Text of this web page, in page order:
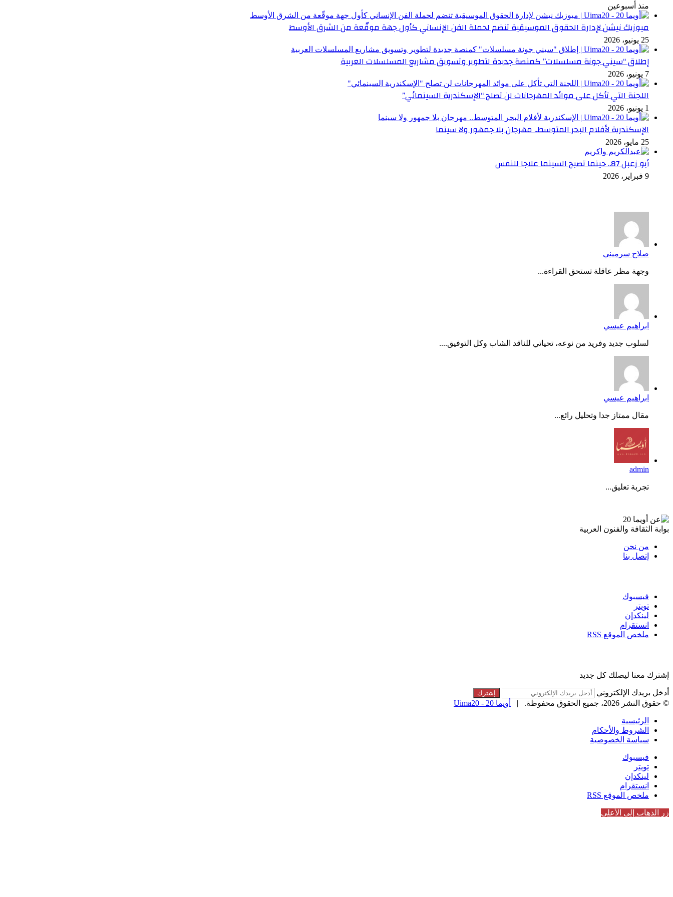
منذ أسبوعين
ميوزيك نيشن لإدارة الحقوق الموسيقية تنضم لحملة الفن الإنساني كأول جهة موقّعة من الشرق الأوسط
25 يونيو، 2026
إطلاق “سيني جونة مسلسلات” كمنصة جديدة لتطوير وتسويق مشاريع المسلسلات العربية
7 يونيو، 2026
اللجنة التي تأكل على موائد المهرجانات لن تصلح “الإسكندرية السينمائي”
1 يونيو، 2026
الإسكندرية لأفلام البحر المتوسط.. مهرجان بلا جمهور ولا سينما
25 مايو، 2026
أبو زعبل 87.. حينما تصبح السينما علاجا للنفس
9 فبراير، 2026
صلاح سرميني
وجهة مظر عاقلة تستحق القراءة...
ابراهيم عيسي
لسلوب جديد وفريد من نوعه، تحياتي للناقد الشاب وكل التوفيق....
ابراهيم عيسي
مقال ممتاز جدا وتحليل رائع...
admin
تجربة تعليق...
بوابة الثقافة والفنون العربية
من نحن
إتصل بنا
فيسبوك
تويتر
لينكدإن
انستقرام
ملخص الموقع RSS
إشترك معنا ليصلك كل جديد
أدخل بريدك الإلكتروني
© حقوق النشر 2026، جميع الحقوق محفوظة. |
أويما 20 - Uima20
الرئيسية
الشروط والأحكام
سياسة الخصوصية
فيسبوك
تويتر
لينكدإن
انستقرام
ملخص الموقع RSS
زر الذهاب إلى الأعلى